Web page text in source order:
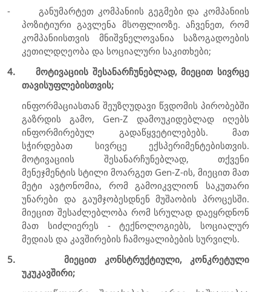
-
განუმარტეთ კომპანიის გეგმები და კომპანიის
პოზიტიური გავლენა მსოფლიოზე. აჩვენეთ, რომ
კომპანიისთვის მნიშვნელოვანია საზოგადოების
კეთილდღეობა და სოციალური საკითხები;
4.
მოტივაციის შესანარჩუნებლად, მიეცით სივრცე
თავისუფლებისთვის;
ინფორმაციასთან შეუზღუდავი წვდომის პირობებში
გაზრდის გამო, Gen-Z
დამოუკიდებლად იღებს
ინფორმირებულ გადაწყვეტილებებს. მათ
სჭირდებათ სივრცე ექსპერიმენტებისთვის.
მოტივაციის შესანარჩუნებლად, თქვენი
მენეჯმენტის სტილი მოარგეთ Gen-Z-ის, მიეცით მათ
მეტი ავტონომია, რომ გამოიკვლიონ საკუთარი
უნარები და გაუმჯობესდნენ მუშაობის პროცესში.
მიეცით შესაძლებლობა რომ სრულად დაეყრდნონ
მათ სიძლიერეს - ტექნოლოგიებს, სოციალურ
მედიას და კავშირების ჩამოყალიბების სურვილს.
5.
მიეცით კონსტრუქტიული, კონკრეტული
უკუკავშირი;